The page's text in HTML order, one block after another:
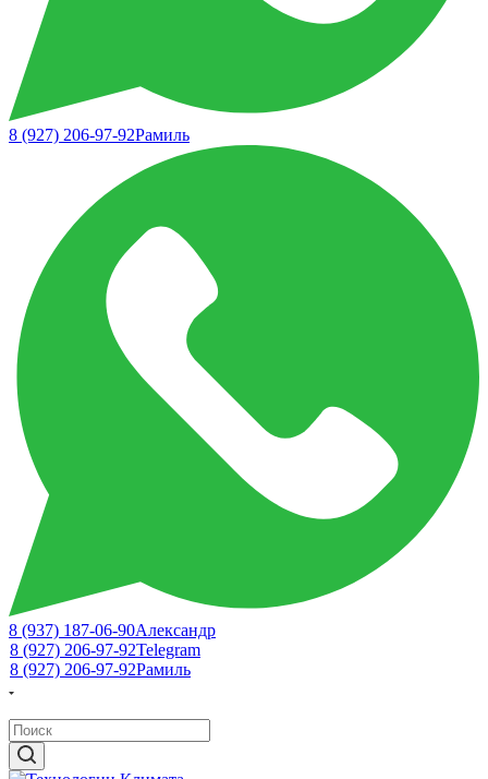
8 (927) 206-97-92Рамиль
8 (937) 187-06-90Александр
8 (927) 206-97-92Telegram
8 (927) 206-97-92Рамиль